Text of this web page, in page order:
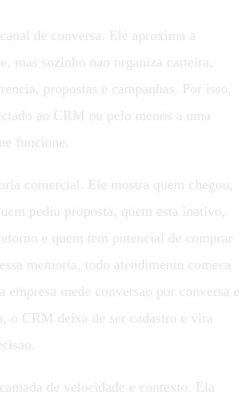
de conversa. Ele aproxima a
mas sozinho nao organiza carteira,
propostas e campanhas. Por isso,
ao CRM ou pelo menos a uma
funcione.
comercial. Ele mostra quem chegou,
pediu proposta, quem esta inativo,
e quem tem potencial de comprar
memoria, todo atendimento comeca
empresa mede conversao por conversa e
o CRM deixa de ser cadastro e vira
de velocidade e contexto. Ela